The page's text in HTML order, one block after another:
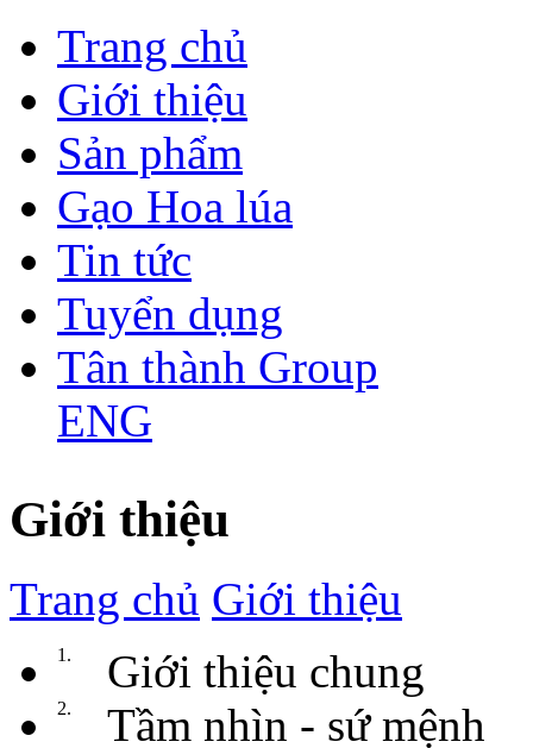
Trang chủ
Giới thiệu
Sản phẩm
Gạo Hoa lúa
Tin tức
Tuyển dụng
Tân thành Group
ENG
Giới thiệu
Trang chủ Giới thiệu
1. Giới thiệu chung
2. Tầm nhìn - sứ mệnh